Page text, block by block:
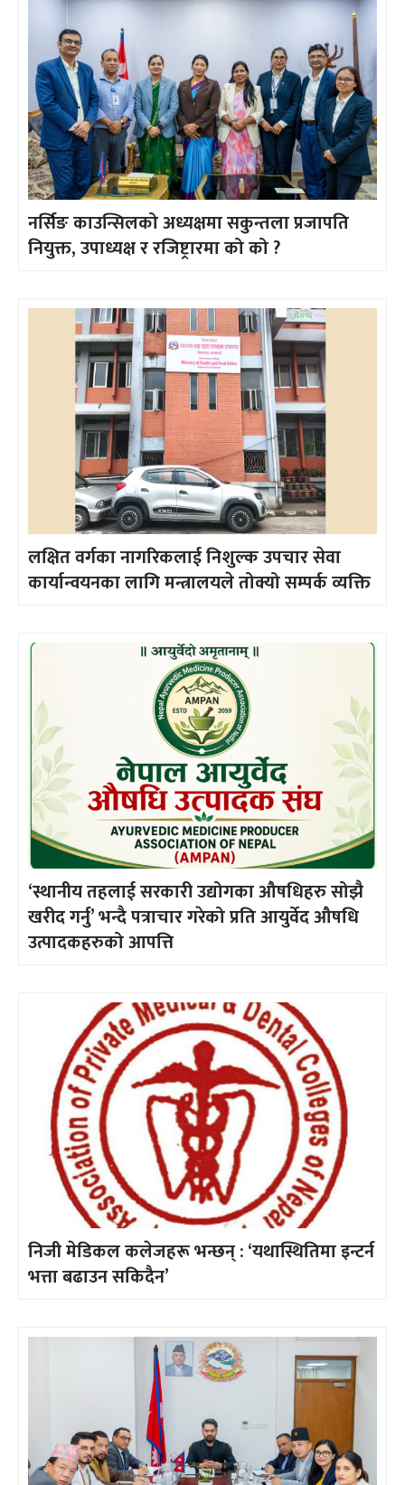
नर्सिङ काउन्सिलको अध्यक्षमा सकुन्तला प्रजापति
नियुक्त, उपाध्यक्ष र रजिष्ट्रारमा को को ?
लक्षित वर्गका नागरिकलाई निशुल्क उपचार सेवा
कार्यान्वयनका लागि मन्त्रालयले तोक्यो सम्पर्क व्यक्ति
‘स्थानीय तहलाई सरकारी उद्योगका औषधिहरु सोझै
खरीद गर्नु’ भन्दै पत्राचार गरेको प्रति आयुर्वेद औषधि
उत्पादकहरुको आपत्ति
निजी मेडिकल कलेजहरू भन्छन् : ‘यथास्थितिमा इन्टर्न
भत्ता बढाउन सकिदैन’